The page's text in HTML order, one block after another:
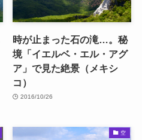
時が止まった石の滝…。秘
境「イエルベ・エル・アグ
ア」で見た絶景（メキシ
コ）
2016/10/26
空